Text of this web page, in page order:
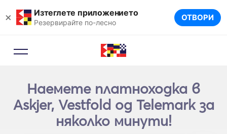
× Изтеглете приложението
Резервирайте по-лесно ОТВОРИ
Наемете платноходка в
Askjer, Vestfold og Telemark за
няколко минути!